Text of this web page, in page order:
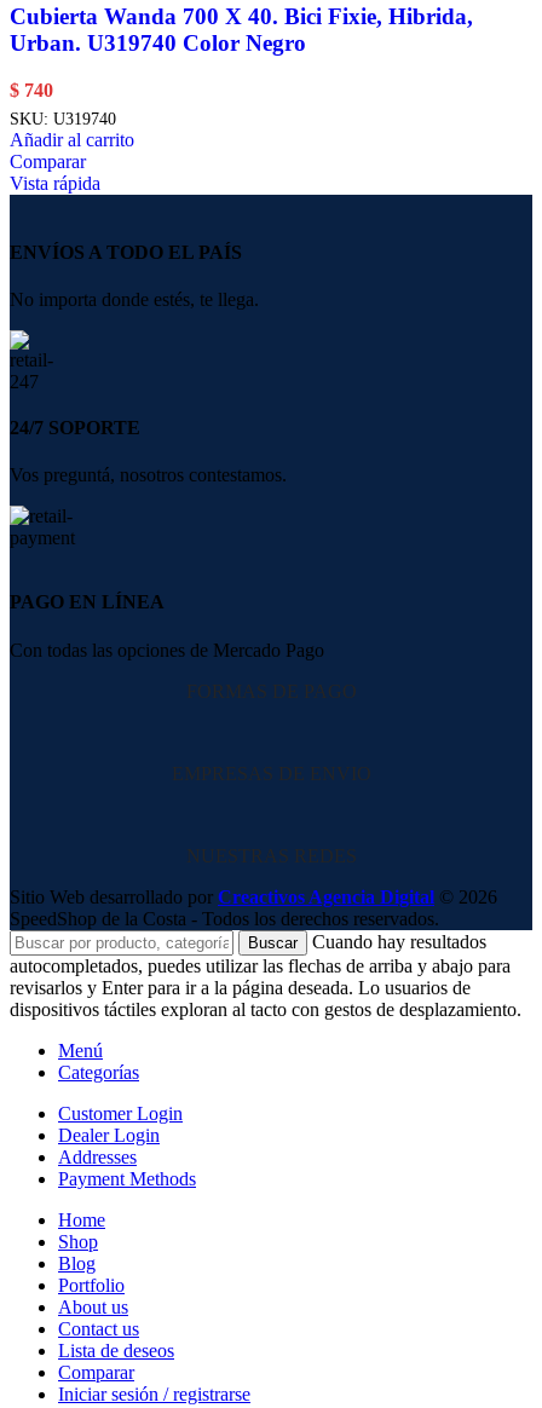
Cubierta Wanda 700 X 40. Bici Fixie, Hibrida,
Urban. U319740 Color Negro
$ 740
SKU: U319740
Añadir al carrito
Comparar
Vista rápida
ENVÍOS A TODO EL PAÍS
No importa donde estés, te llega.
24/7 SOPORTE
Vos preguntá, nosotros contestamos.
PAGO EN LÍNEA
Con todas las opciones de Mercado Pago
FORMAS DE PAGO
EMPRESAS DE ENVIO
NUESTRAS REDES
Sitio Web desarrollado por Creactivos Agencia Digital © 2026
SpeedShop de la Costa - Todos los derechos reservados.
Buscar
Cuando hay resultados
autocompletados, puedes utilizar las flechas de arriba y abajo para
revisarlos y Enter para ir a la página deseada. Lo usuarios de
dispositivos táctiles exploran al tacto con gestos de desplazamiento.
Menú
Categorías
Customer Login
Dealer Login
Addresses
Payment Methods
Home
Shop
Blog
Portfolio
About us
Contact us
Lista de deseos
Comparar
Iniciar sesión / registrarse